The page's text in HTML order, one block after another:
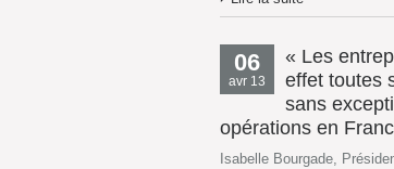
06
avr 13
« Les
effet toutes
sans
opérations en
Isabelle Bourgade,